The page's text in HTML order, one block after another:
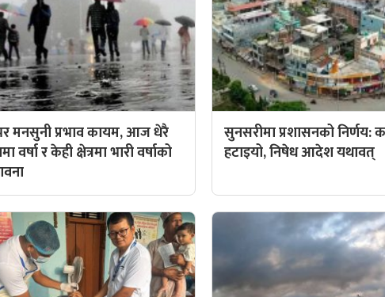
मनसुनी प्रभाव कायम, आज धेरै
वर्षा र केही क्षेत्रमा भारी वर्षाको
सुनसरीमा प्रशासनको निर्णय:
हटाइयो, निषेध आदेश यथावत्